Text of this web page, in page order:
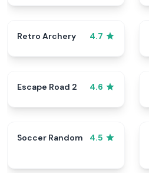
Retro Archery 4.7
Escape Road 2 4.6
Soccer Random 4.5